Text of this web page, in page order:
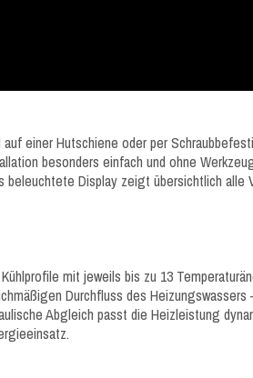
einer Hutschiene oder per
besonders einfach und ohne
beleuchtete Display zeigt übersichtlich alle
mit jeweils bis zu 13
Durchfluss des Heizungswassers
Abgleich passt die Heizleistung